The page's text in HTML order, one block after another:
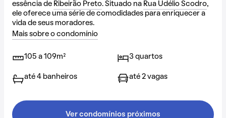
essência de Ribeirão Preto. Situado na Rua Udélio Scodro,
ele oferece uma série de comodidades para enriquecer a
vida de seus moradores.
Mais sobre o condomínio
105 a 109m² 3 quartos
até 4 banheiros até 2 vagas
Ver condomínios próximos